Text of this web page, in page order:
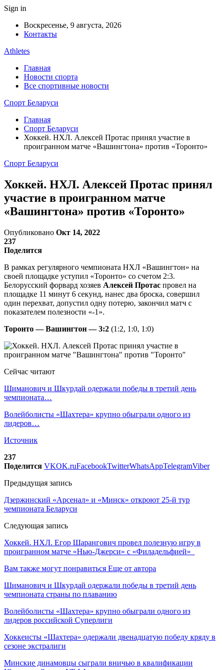
Sign in
Воскресенье, 9 августа, 2026
Контакты
Athletes
Главная
Новости спорта
Все спортивные новости
Спорт Беларуси
Главная
Спорт Беларуси
Хоккей. НХЛ. Алексей Протас принял участие в
проигранном матче «Вашингтона» против «Торонто»
Спорт Беларуси
Хоккей. НХЛ. Алексей Протас принял
участие в проигранном матче
«Вашингтона» против «Торонто»
Опубликовано Окт 14, 2022
237
Поделится
В рамках регулярного чемпионата НХЛ «Вашингтон» на
своей площадке уступил «Торонто» со счетом 2:3.
Белорусский форвард хозяев Алексей Протас провел на
площадке 11 минут 6 секунд, нанес два броска, совершил
один перехват, допустил одну потерю, закончил матч с
показателем полезности «-1».
Торонто — Вашингтон — 3:2 (1:2, 1:0, 1:0)
Сейчас читают
Шиманович и Шкурдай одержали победы в третий день
чемпионата…
Волейболисты «Шахтера» крупно обыграли одного из
лидеров…
Источник
237
Поделится VKOK.ruFacebookTwitterWhatsAppTelegramViber
Предыдущая запись
Дзержинский «Арсенал» и «Минск» откроют 25-й тур
чемпионата Беларуси
Следующая запись
Хоккей. НХЛ. Егор Шарангович провел полезную игру в
проигранном матче «Нью-Джерси» с «Филадельфией»
Вам также могут понравиться Еще от автора
Шиманович и Шкурдай одержали победы в третий день
чемпионата страны по плаванию
Волейболисты «Шахтера» крупно обыграли одного из
лидеров российской Суперлиги
Хоккеисты «Шахтера» одержали двенадцатую победу кряду в
сезоне экстралиги
Минские динамовцы сыграли вничью в квалификации